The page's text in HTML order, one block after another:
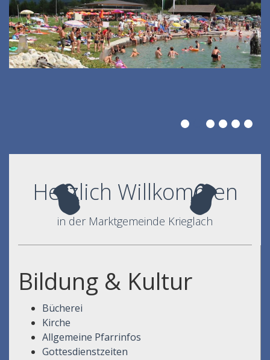
Herzlich Willkommen
in der Marktgemeinde Krieglach
Bildung & Kultur
Bücherei
Kirche
Allgemeine Pfarrinfos
Gottesdienstzeiten